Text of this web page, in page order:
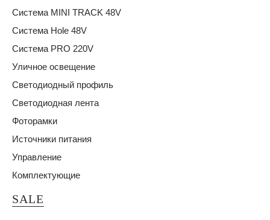
Система MINI TRACK 48V
Система Hole 48V
Система PRO 220V
Уличное освещение
Светодиодный профиль
Светодиодная лента
Фоторамки
Источники питания
Управление
Комплектующие
SALE